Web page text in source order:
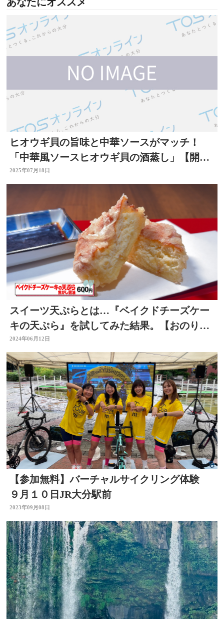
ヒオウギ貝の旨味と中華ソースがマッチ！
「中華風ソースヒオウギ貝の酒蒸し」【開
店！キッチン別府ちゃん】
2025年07月18日
スイーツ天ぷらとは…『ベイクドチーズケー
キの天ぷら』を試してみた結果。【おのりの
いただきますっ！】
2024年06月12日
【参加無料】バーチャルサイクリング体験
９月１０日JR大分駅前
2023年09月08日